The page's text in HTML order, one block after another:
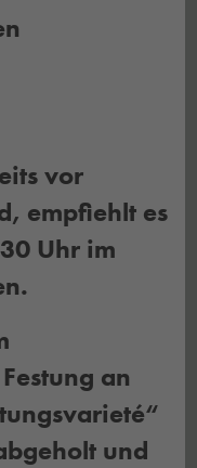
vor
empfiehlt es
Uhr im
an
und